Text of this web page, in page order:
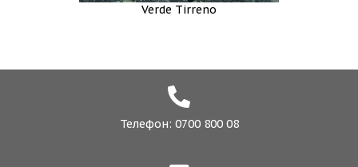
Verde Tirreno
Телефон: 0700 800 08